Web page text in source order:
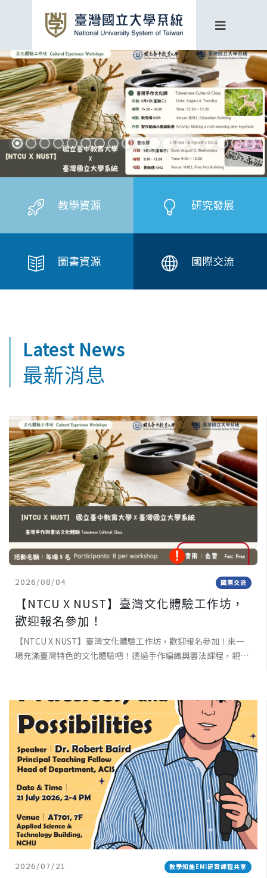
教學資源 研究發展
圖書資源 國際交流
Latest News
最新消息
2026/08/04 國際交流
【NTCU X NUST】臺灣文化體驗工作坊，
歡迎報名參加！
【NTCU X NUST】臺灣文化體驗工作坊，歡迎報名參加！來一
場充滿臺灣特色的文化體驗吧！透過手作編織與書法課程，親手
2026/07/21 教學知能EMI研習課程共享